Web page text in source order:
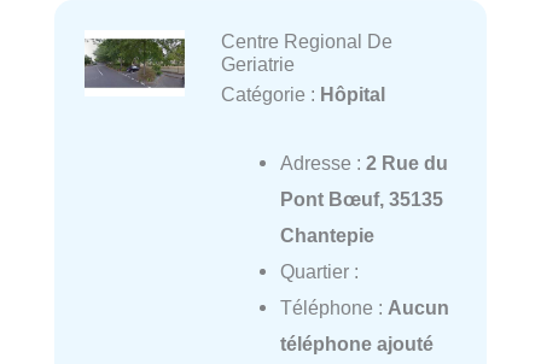
Centre Regional De
Geriatrie
Catégorie : Hôpital
Adresse : 2 Rue du
Pont Bœuf, 35135
Chantepie
Quartier :
Téléphone : Aucun
téléphone ajouté